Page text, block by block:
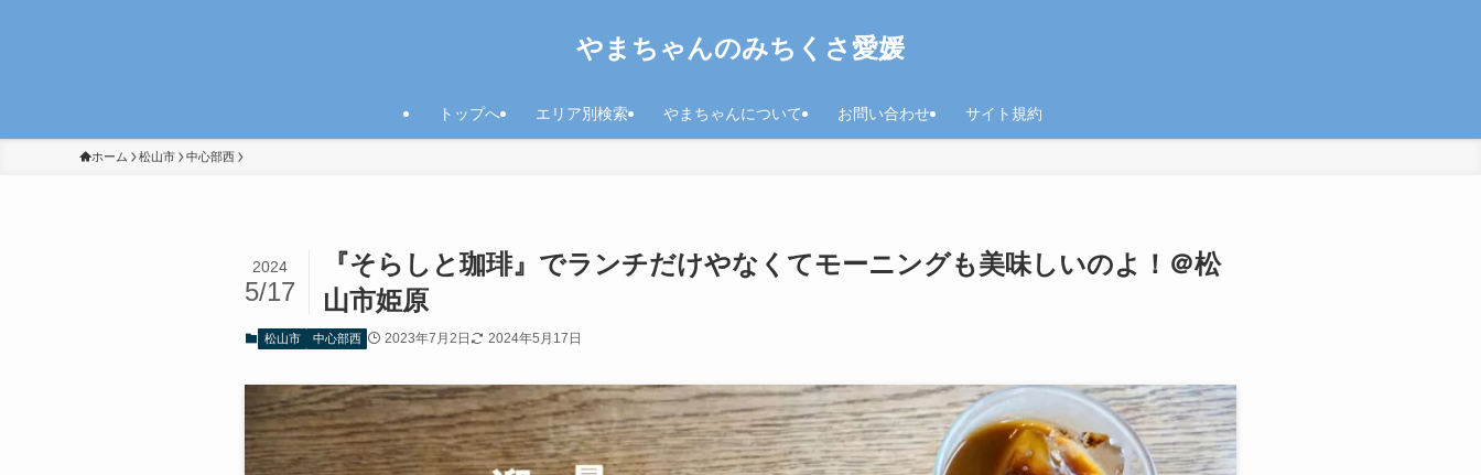
やまちゃんのみちくさ愛媛
トップへ エリア別検索 やまちゃんについて お問い合わせ サイト規約
ホーム 松山市 中心部西
『そらしと珈琲』でランチだけやなくてモーニングも美味しいのよ！＠松
山市姫原
2024
5/17
松山市 中心部西 2023年7月2日 2024年5月17日